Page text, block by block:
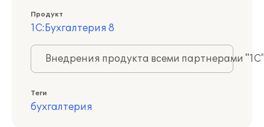
Продукт
1С:Бухгалтерия 8
Внедрения продукта всеми партнерами
Теги
бухгалтерия